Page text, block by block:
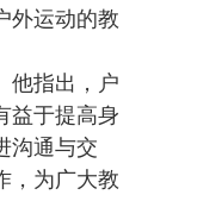
外运动的教
他指出，户
益于提高身
沟通与交
，为广大教